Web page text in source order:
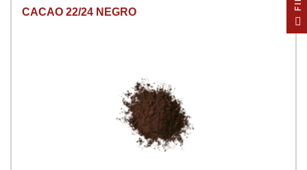
CACAO 22/24 NEGRO